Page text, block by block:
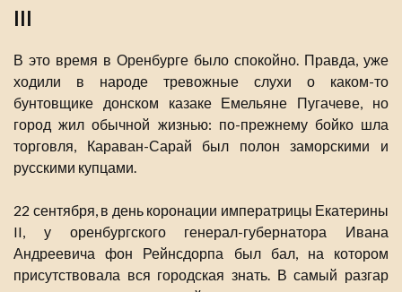
III
В это время в Оренбурге было спокойно. Правда, уже
ходили в народе тревожные слухи о каком-то
бунтовщике донском казаке Емельяне Пугачеве, но
город жил обычной жизнью: по-прежнему бойко шла
торговля, Караван-Сарай был полон заморскими и
русскими купцами.
22 сентября, в день коронации императрицы Екатерины
II, у оренбургского генерал-губернатора Ивана
Андреевича фон Рейнсдорпа был бал, на котором
присутствовала вся городская знать. В самый разгар